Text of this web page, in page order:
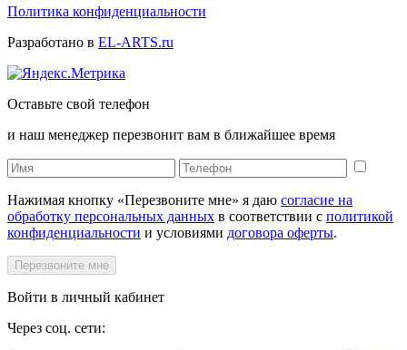
Политика конфиденциальности
Разработано в EL-ARTS.ru
Оставьте свой телефон
и наш менеджер перезвонит вам в ближайшее время
Нажимая кнопку «Перезвоните мне» я даю согласие на
обработку персональных данных в соответствии с политикой
конфиденциальности и условиями договора оферты.
Перезвоните мне
Войти в личный кабинет
Через соц. сети: